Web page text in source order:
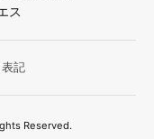
ス
記
Reserved.